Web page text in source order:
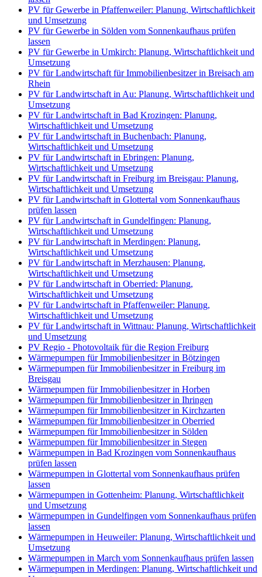
PV für Gewerbe in Pfaffenweiler: Planung, Wirtschaftlichkeit
und Umsetzung
PV für Gewerbe in Sölden vom Sonnenkaufhaus prüfen
lassen
PV für Gewerbe in Umkirch: Planung, Wirtschaftlichkeit und
Umsetzung
PV für Landwirtschaft für Immobilienbesitzer in Breisach am
Rhein
PV für Landwirtschaft in Au: Planung, Wirtschaftlichkeit und
Umsetzung
PV für Landwirtschaft in Bad Krozingen: Planung,
Wirtschaftlichkeit und Umsetzung
PV für Landwirtschaft in Buchenbach: Planung,
Wirtschaftlichkeit und Umsetzung
PV für Landwirtschaft in Ebringen: Planung,
Wirtschaftlichkeit und Umsetzung
PV für Landwirtschaft in Freiburg im Breisgau: Planung,
Wirtschaftlichkeit und Umsetzung
PV für Landwirtschaft in Glottertal vom Sonnenkaufhaus
prüfen lassen
PV für Landwirtschaft in Gundelfingen: Planung,
Wirtschaftlichkeit und Umsetzung
PV für Landwirtschaft in Merdingen: Planung,
Wirtschaftlichkeit und Umsetzung
PV für Landwirtschaft in Merzhausen: Planung,
Wirtschaftlichkeit und Umsetzung
PV für Landwirtschaft in Oberried: Planung,
Wirtschaftlichkeit und Umsetzung
PV für Landwirtschaft in Pfaffenweiler: Planung,
Wirtschaftlichkeit und Umsetzung
PV für Landwirtschaft in Wittnau: Planung, Wirtschaftlichkeit
und Umsetzung
PV Regio - Photovoltaik für die Region Freiburg
Wärmepumpen für Immobilienbesitzer in Bötzingen
Wärmepumpen für Immobilienbesitzer in Freiburg im
Breisgau
Wärmepumpen für Immobilienbesitzer in Horben
Wärmepumpen für Immobilienbesitzer in Ihringen
Wärmepumpen für Immobilienbesitzer in Kirchzarten
Wärmepumpen für Immobilienbesitzer in Oberried
Wärmepumpen für Immobilienbesitzer in Sölden
Wärmepumpen für Immobilienbesitzer in Stegen
Wärmepumpen in Bad Krozingen vom Sonnenkaufhaus
prüfen lassen
Wärmepumpen in Glottertal vom Sonnenkaufhaus prüfen
lassen
Wärmepumpen in Gottenheim: Planung, Wirtschaftlichkeit
und Umsetzung
Wärmepumpen in Gundelfingen vom Sonnenkaufhaus prüfen
lassen
Wärmepumpen in Heuweiler: Planung, Wirtschaftlichkeit und
Umsetzung
Wärmepumpen in March vom Sonnenkaufhaus prüfen lassen
Wärmepumpen in Merdingen: Planung, Wirtschaftlichkeit und